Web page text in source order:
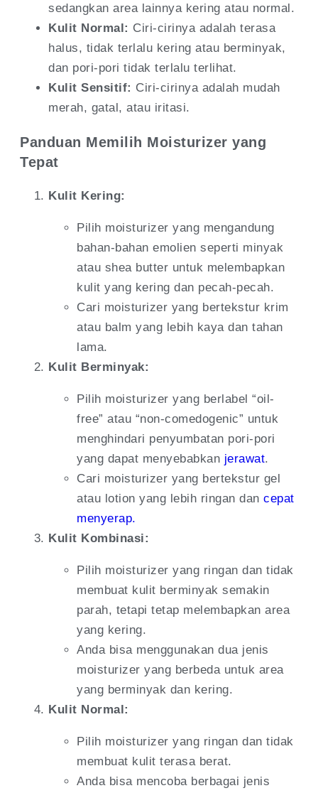
sedangkan area lainnya kering atau normal.
Kulit Normal: Ciri-cirinya adalah terasa
halus, tidak terlalu kering atau berminyak,
dan pori-pori tidak terlalu terlihat.
Kulit Sensitif: Ciri-cirinya adalah mudah
merah, gatal, atau iritasi.
Panduan Memilih Moisturizer yang
Tepat
Kulit Kering:
Pilih moisturizer yang mengandung
bahan-bahan emolien seperti minyak
atau shea butter untuk melembapkan
kulit yang kering dan pecah-pecah.
Cari moisturizer yang bertekstur krim
atau balm yang lebih kaya dan tahan
lama.
Kulit Berminyak:
Pilih moisturizer yang berlabel “oil-
free” atau “non-comedogenic” untuk
menghindari penyumbatan pori-pori
yang dapat menyebabkan jerawat.
Cari moisturizer yang bertekstur gel
atau lotion yang lebih ringan dan cepat
menyerap.
Kulit Kombinasi:
Pilih moisturizer yang ringan dan tidak
membuat kulit berminyak semakin
parah, tetapi tetap melembapkan area
yang kering.
Anda bisa menggunakan dua jenis
moisturizer yang berbeda untuk area
yang berminyak dan kering.
Kulit Normal:
Pilih moisturizer yang ringan dan tidak
membuat kulit terasa berat.
Anda bisa mencoba berbagai jenis